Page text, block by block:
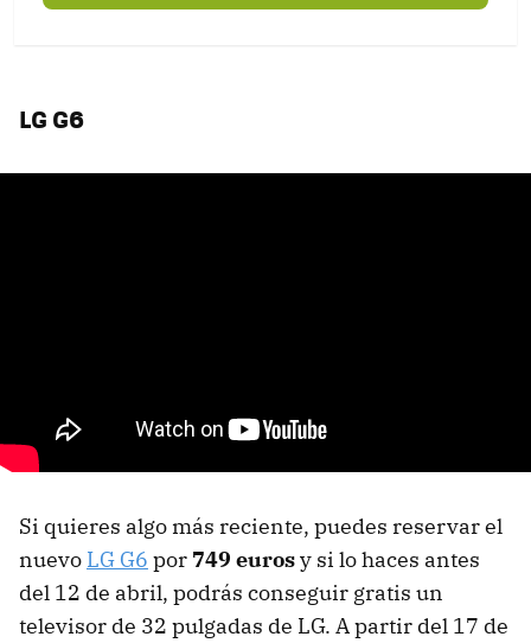
LG G6
Si quieres algo más reciente, puedes reservar el
nuevo LG G6 por 749 eurosy si lo haces antes
del 12 de abril, podrás conseguir gratis un
televisor de 32 pulgadas de LG. A partir del 17 de